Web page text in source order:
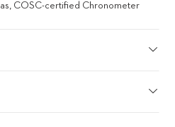
COSC-certified Chronometer